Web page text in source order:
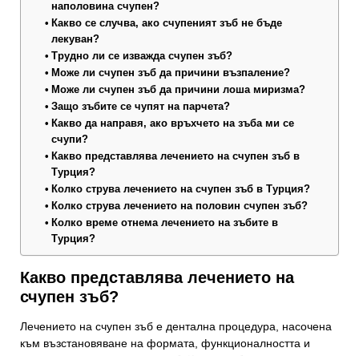
наполовина счупен?
Какво се случва, ако счупеният зъб не бъде
лекуван?
Трудно ли се изважда счупен зъб?
Може ли счупен зъб да причини възпаление?
Може ли счупен зъб да причини лоша миризма?
Защо зъбите се чупят на парчета?
Какво да направя, ако връхчето на зъба ми се
счупи?
Какво представлява лечението на счупен зъб в
Турция?
Колко струва лечението на счупен зъб в Турция?
Колко струва лечението на половин счупен зъб?
Колко време отнема лечението на зъбите в
Турция?
Какво представлява лечението на
счупен зъб?
Лечението на счупен зъб е дентална процедура, насочена
към възстановяване на формата, функционалността и